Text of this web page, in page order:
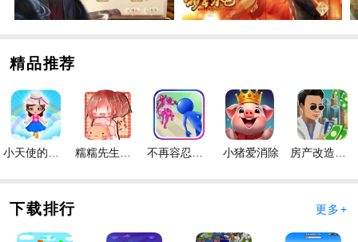
手游亮点
法。
2、有无数漂亮的衣服。你穿得越漂亮，你就越漂亮。
3、有那么多章节等着你解锁。主要情节很精彩，情节也
有分支。你可以自由选择故事的方向。
手游优势
2、创造了各种场景，垂直绘画也极其精致，融入其中相
当愉快和令人兴奋；
精品推荐
小天使的冒险手游 糯糯先生的面包店手游 不再容忍手游 小猪爱消除 房产改造王游戏手机版手游
下载排行 更多+